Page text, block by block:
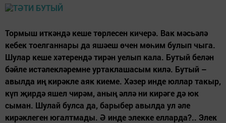
Тормыш иткәндә кеше төрлесен кичерә. Вак мәсьәлә
кебек тоелганнары да яшәеш өчен мөһим булып чыга.
Шулар кеше хәтерендә тирән уелып кала. Бутый белән
бәйле истәлекләремне уртаклашасым килә. Бутый –
авылда иң кирәкле аяк киеме. Хәзер инде юллар такыр,
күп җирдә яшел чирәм, аның әллә ни кирәге дә юк
сыман. Шулай булса да, барыбер авылда ул әле
кирәклеген югалтмады. Ә инде элекке елларда?.. Элек